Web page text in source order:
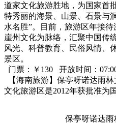
道家文化旅游胜地，为国家首
特秀丽的海景、山景、石景与
水名胜”。目前，旅游区年接
崖州文化为脉络，汇聚中国传
风光、科普教育、民俗风情、
景区。
门票：￥130 开放时间：
【海南旅游】保亭呀诺达雨
文化旅游区是2012年获批准为
保亭呀诺达